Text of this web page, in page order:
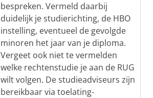
bespreken. Vermeld daarbij
duidelijk je studierichting, de HBO
instelling, eventueel de gevolgde
minoren het jaar van je diploma.
Vergeet ook niet te vermelden
welke rechtenstudie je aan de RUG
wilt volgen. De studieadviseurs zijn
bereikbaar via toelating-